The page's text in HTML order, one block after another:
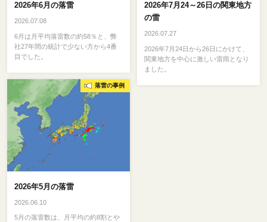
2026年7月24～26日の関東地方
の雷
2026.07.27
2026年7月24日から26日にかけて、
関東地方を中心に激しい雷雨となり
ました。
2026年6月の落雷
2026.07.08
6月は月平均落雷数の約58％と、弊
社27年間の統計で少ない方から4番
目でした。
落雷の事例
2026年5月の落雷
2026.06.10
5月の落雷数は、月平均の約8割とや